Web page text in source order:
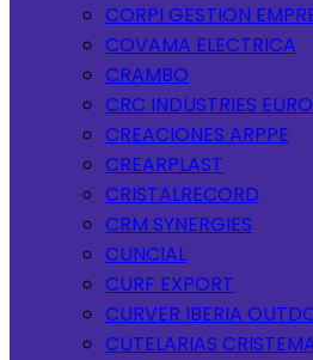
CORPI GESTION
COVAMA ELECTRICA
CRAMBO
CRC INDUSTRIES
CREACIONES ARPPE
CREARPLAST
CRISTALRECORD
CRM SYNERGIES
CUNCIAL
CURF EXPORT
CURVER IBERIA
CUTELARIAS